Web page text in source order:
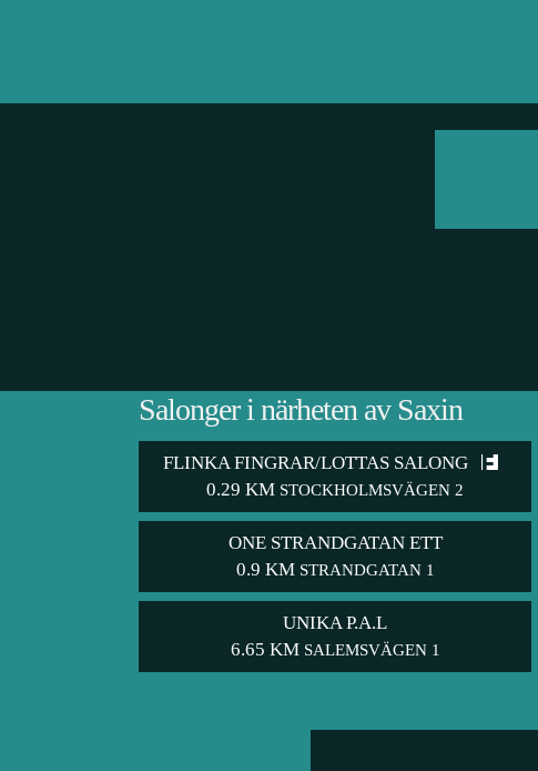
Salonger i närheten av Saxin
FLINKA FINGRAR/LOTTAS SALONG
0.29 KM STOCKHOLMSVÄGEN 2
ONE STRANDGATAN ETT
0.9 KM STRANDGATAN 1
UNIKA P.A.L
6.65 KM SALEMSVÄGEN 1